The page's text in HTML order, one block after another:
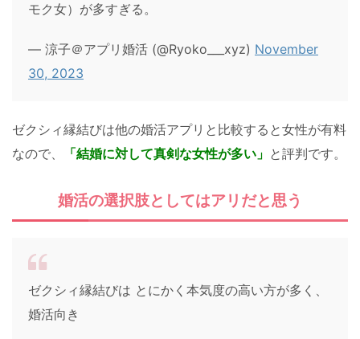
モク女）が多すぎる。
— 涼子＠アプリ婚活 (@Ryoko___xyz) November
30, 2023
ゼクシィ縁結びは他の婚活アプリと比較すると女性が有料
なので、
「結婚に対して真剣な女性が多い」 と評判です。
婚活の選択肢としてはアリだと思う
ゼクシィ縁結びは とにかく本気度の高い方が多く、
婚活向き